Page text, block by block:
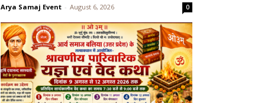
Arya Samaj Event - August 6, 2026 0